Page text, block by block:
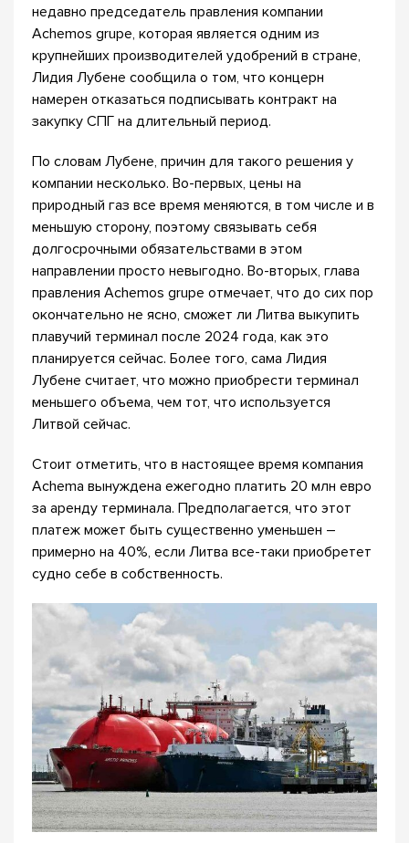
недавно председатель правления компании
Achemos grupe, которая является одним из
крупнейших производителей удобрений в стране,
Лидия Лубене сообщила о том, что концерн
намерен отказаться подписывать контракт на
закупку СПГ на длительный период.
По словам Лубене, причин для такого решения у
компании несколько. Во-первых, цены на
природный газ все время меняются, в том числе и в
меньшую сторону, поэтому связывать себя
долгосрочными обязательствами в этом
направлении просто невыгодно. Во-вторых, глава
правления Achemos grupe отмечает, что до сих пор
окончательно не ясно, сможет ли Литва выкупить
плавучий терминал после 2024 года, как это
планируется сейчас. Более того, сама Лидия
Лубене считает, что можно приобрести терминал
меньшего объема, чем тот, что используется
Литвой сейчас.
Стоит отметить, что в настоящее время компания
Achema вынуждена ежегодно платить 20 млн евро
за аренду терминала. Предполагается, что этот
платеж может быть существенно уменьшен –
примерно на 40%, если Литва все-таки приобретет
судно себе в собственность.